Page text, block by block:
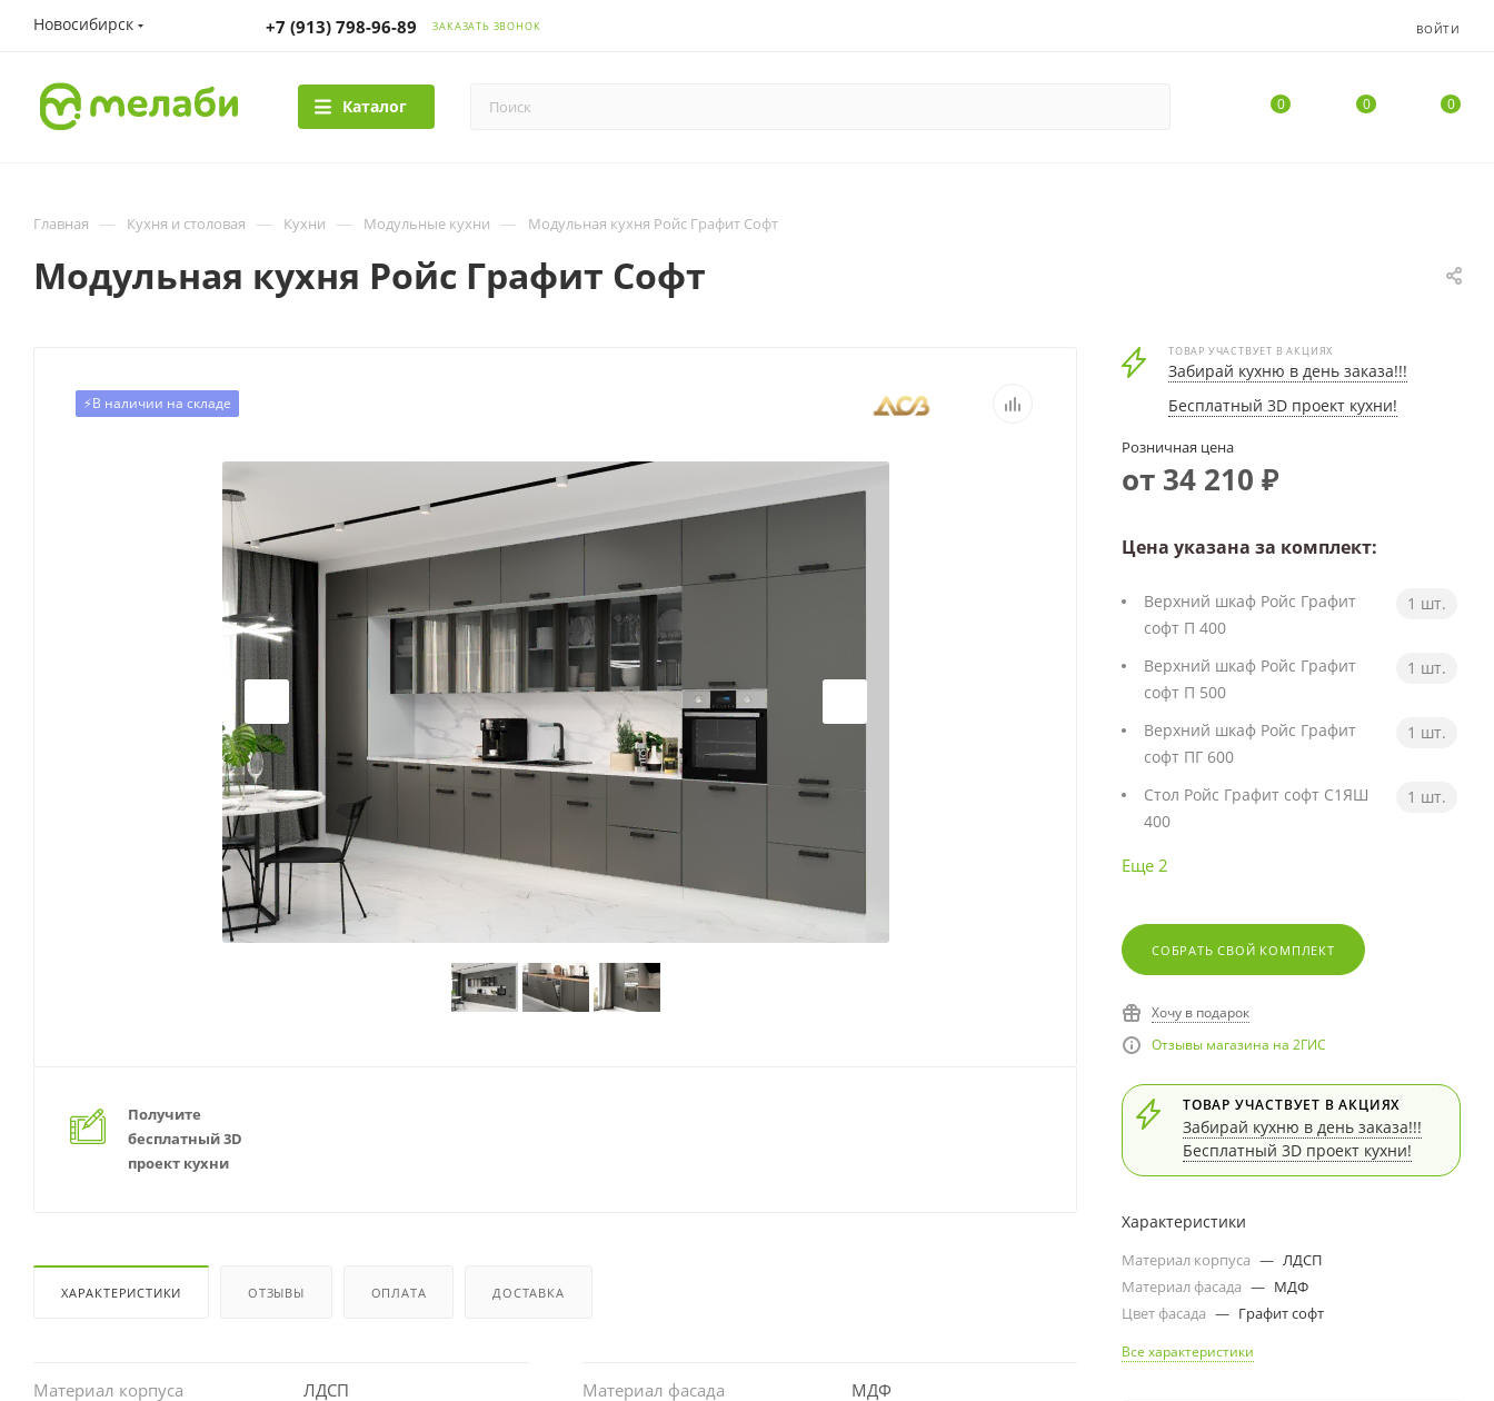
Новосибирск +7 (913) 798-96-89 ЗАКАЗАТЬ ЗВОНОК ВОЙТИ
Каталог 0 0 0
Главная — Кухня и столовая — Кухни — Модульные кухни — Модульная кухня Ройс Графит Софт
Модульная кухня Ройс Графит Софт
⚡️В наличии на складе
Получите
бесплатный 3D
проект кухни
ХАРАКТЕРИСТИКИ ОТЗЫВЫ ОПЛАТА ДОСТАВКА
Материал корпуса ЛДСП Материал фасада МДФ
ТОВАР УЧАСТВУЕТ В АКЦИЯХ
Забирай кухню в день заказа!!!
Бесплатный 3D проект кухни!
Розничная цена
от 34 210 ₽
Цена указана за комплект:
Верхний шкаф Ройс Графит
софт П 400
1 шт.
Верхний шкаф Ройс Графит
софт П 500
1 шт.
Верхний шкаф Ройс Графит
софт ПГ 600
1 шт.
Стол Ройс Графит софт С1ЯШ
400
1 шт.
Еще 2
СОБРАТЬ СВОЙ КОМПЛЕКТ
Хочу в подарок
Отзывы магазина на 2ГИС
ТОВАР УЧАСТВУЕТ В АКЦИЯХ
Забирай кухню в день заказа!!!
Бесплатный 3D проект кухни!
Характеристики
Материал корпуса — ЛДСП
Материал фасада — МДФ
Цвет фасада — Графит софт
Все характеристики